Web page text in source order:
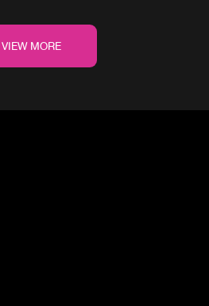
หนึ่งความพิเศษคือ ได้รุ่นพี่วง AKB48 คือ
ร์เนื้อเพลง และ ยุยริ มุรายามะ ออกแบบท่า
ในประเทศไทยออกมาดีที่สุดโดยเพลง
ฝัน ความหวัง เป้าหมาย และกำลังใจ ผ่าน
นแต่ละเมมเบอร์และ MV เพลงนี้ได้เดิน
บบ้านเกิดอีกครั้ง หลังจากห่างหายการก
วงสถานะการณ์ไวรัสโควิด-19ทางด้านผู้
แบ่งเป็น 4 กลุ่มเมมเบอร์ที่จะแตกต่างกัน
เทศญี่ปุ่น เช่น การช้อปปิ้ง ,ดูวิวธรรมชาติ
VIEW MORE